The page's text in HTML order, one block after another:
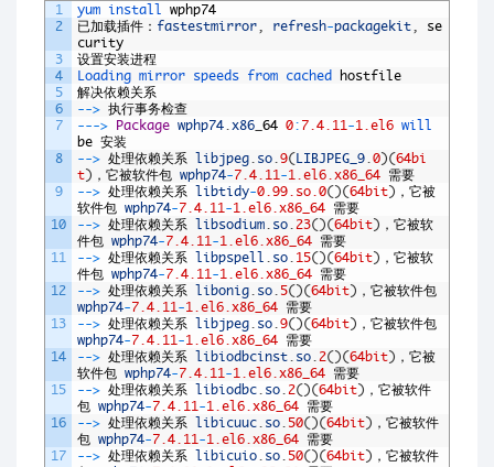
1
2
3
4
5
6
7
8
9
10
11
12
13
14
15
16
17
yum install wphp74
已加载插件： fastestmirror, refresh-packagekit,
se
curity
设置安装进程
Loading mirror speeds from cached
hostfile
解决依赖关系
--> 执行事务检查
---> Package wphp74.x86 64 0: 7.4.11-1.el6
be 安装
--> 处理依赖关系 libjpeg. so.9(LIBJPEG_9.0)(64bi
t) ，它被软件包 wphp74-7.4.11-1.el6.x86_64 需要
--> 处理依赖关系 libtidy-0.99.so.0()(64bit) ，它被
软件包 wphp74-7.4.11-1.el6.x86_64 需要
--> 处理依赖关系 libsodium. so.23()(64bit) ，它被软
件包 wphp74-7.4.11-1.el6.x86_64 需要
--> 处理依赖关系 libpspell . so. 15()(64bit) ，它被软
件包 wphp74-7.4.11-1.el6.x86_64 需要
--> 处理依赖关系 libonig. so. 5()(64bit) ，它被软件包
wphp74-7.4.11-1.el6.x86_64 需要
--> 处理依赖关系 libjpeg. so.9()(64bit) ，它被软件包
wphp74-7.4.11-1.el6.x86_64 需要
--> 处理依赖关系 libiodbcinst. so.2()(64bit) ，它被
软件包 wphp74-7.4.11-1.el6.x86_64 需要
--> 处理依赖关系 libiodbc. so.2()(64bit) ，它被软件
包 wphp74-7.4.11-1.el6.x86_64 需要
--> 处理依赖关系 libicuuc. so. 50()(64bit) ，它被软件
包 wphp74-7.4.11-1.el6.x86_64 需要
--> 处理依赖关系 libicuio. so. 50()(64bit) ，它被软件